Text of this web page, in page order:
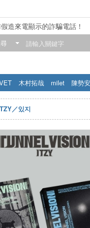
造來電顯示的詐騙電話！
市營業時間調整公告】
木村拓哉 milet
陳勢安
／있지